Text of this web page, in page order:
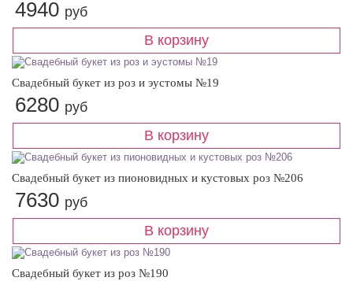
4940 руб
Свадебный букет из роз и эустомы №19
6280 руб
Свадебный букет из пионовидных и кустовых роз №206
7630 руб
Свадебный букет из роз №190